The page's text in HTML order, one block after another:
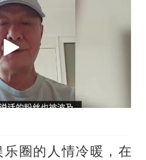
圈的人情冷暖，在